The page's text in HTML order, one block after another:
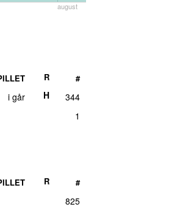
august
R #
i går H
344
1
R #
825